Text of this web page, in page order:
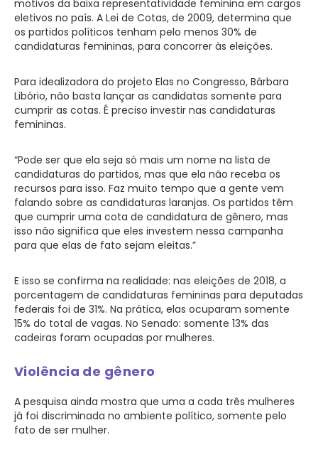
motivos da baixa representatividade feminina em cargos
eletivos no país. A Lei de Cotas, de 2009, determina que
os partidos políticos tenham pelo menos 30% de
candidaturas femininas, para concorrer às eleições.
Para idealizadora do projeto Elas no Congresso, Bárbara
Libório, não basta lançar as candidatas somente para
cumprir as cotas. É preciso investir nas candidaturas
femininas.
“Pode ser que ela seja só mais um nome na lista de
candidaturas do partidos, mas que ela não receba os
recursos para isso. Faz muito tempo que a gente vem
falando sobre as candidaturas laranjas. Os partidos têm
que cumprir uma cota de candidatura de gênero, mas
isso não significa que eles investem nessa campanha
para que elas de fato sejam eleitas.”
E isso se confirma na realidade: nas eleições de 2018, a
porcentagem de candidaturas femininas para deputadas
federais foi de 31%. Na prática, elas ocuparam somente
15% do total de vagas. No Senado: somente 13% das
cadeiras foram ocupadas por mulheres.
Violência de gênero
A pesquisa ainda mostra que uma a cada três mulheres
já foi discriminada no ambiente político, somente pelo
fato de ser mulher.